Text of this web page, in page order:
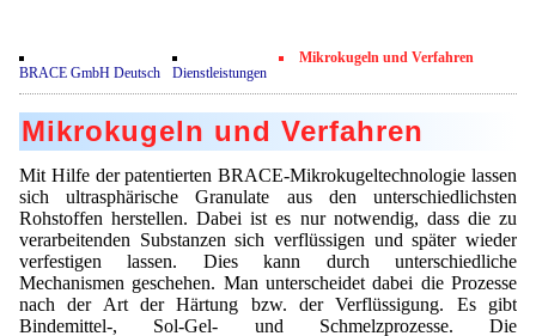
Film
Kundenrezensionen
Zertifikate
Datenschutzerklärung
Kontakt
Mikrokugelanlagen
Heizkammern
Trockner
Sortieranlagen
Gebrauchte Maschinen - Angebote
Angebotsanfrage
Spherisator Serie
Spherisator M2
Pilotanlagen
Produktionsanlagen
Angebotsanfrage
Dienstleistungen
Mikrokapseln
Mikroverkapselung
Anwendungen
Aromakapseln
Emulgatoren
Informationsmaterial
Hf and ZrHf mixed Microspheres
Jobbörse
BRACE GmbH Deutsch Dienstleistungen
Mikrokugeln und Verfahren
Mikrokugeln und Verfahren
Mit Hilfe der patentierten BRACE-Mikrokugeltechnologie lassen
sich ultrasphärische Granulate aus den unterschiedlichsten
Rohstoffen herstellen. Dabei ist es nur notwendig, dass die zu
verarbeitenden Substanzen sich verflüssigen und später wieder
verfestigen lassen. Dies kann durch unterschiedliche
Mechanismen geschehen. Man unterscheidet dabei die Prozesse
nach der Art der Härtung bzw. der Verflüssigung. Es gibt
Bindemittel-, Sol-Gel- und Schmelzprozesse. Die